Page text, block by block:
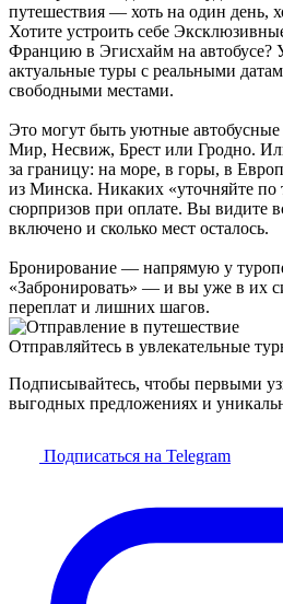
путешествия — хоть на один день,
Хотите устроить себе
Францию в Эгисхайм на автобусе?
актуальные туры с реальными
свободными местами.
Это могут быть уютные
Мир, Несвиж, Брест или Гродно.
за границу: на море, в горы, в
из Минска. Никаких «уточняйте по
сюрпризов при оплате. Вы видите
включено и сколько мест осталось.
Бронирование — напрямую у
«Забронировать» — и вы уже в их
переплат и лишних шагов.
Отправляйтесь в увлекательные
Подписывайтесь, чтобы первыми
выгодных предложениях и
Подписаться на Telegram